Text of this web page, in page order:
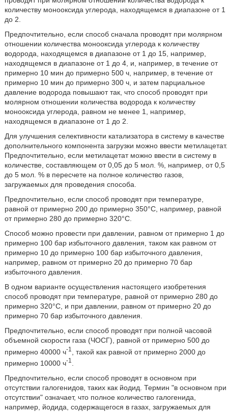
количеству монооксида углерода, находящемся в диапазоне от 1
до 2.
Предпочтительно, если способ сначала проводят при молярном
отношении количества монооксида углерода к количеству
водорода, находящемся в диапазоне от 1 до 15, например,
находящемся в диапазоне от 1 до 4, и, например, в течение от
примерно 10 мин до примерно 500 ч, например, в течение от
примерно 10 мин до примерно 300 ч, и затем парциальное
давление водорода повышают так, что способ проводят при
молярном отношении количества водорода к количеству
монооксида углерода, равном не менее 1, например,
находящемся в диапазоне от 1 до 2.
Для улучшения селективности катализатора в систему в качестве
дополнительного компонента загрузки можно ввести метилацетат.
Предпочтительно, если метилацетат можно ввести в систему в
количестве, составляющем от 0,05 до 5 мол. %, например, от 0,5
до 5 мол. % в пересчете на полное количество газов,
загружаемых для проведения способа.
Предпочтительно, если способ проводят при температуре,
равной от примерно 200 до примерно 350°С, например, равной
от примерно 280 до примерно 320°С.
Способ можно провести при давлении, равном от примерно 1 до
примерно 100 бар избыточного давления, таком как равном от
примерно 10 до примерно 100 бар избыточного давления,
например, равном от примерно 20 до примерно 70 бар
избыточного давления.
В одном варианте осуществления настоящего изобретения
способ проводят при температуре, равной от примерно 280 до
примерно 320°С, и при давлении, равном от примерно 20 до
примерно 70 бар избыточного давления.
Предпочтительно, если способ проводят при полной часовой
объемной скорости газа (ЧОСГ), равной от примерно 500 до
примерно 40000 ч-1
, такой как равной от примерно 2000 до
примерно 10000 ч-1
Предпочтительно, если способ проводят в основном при
отсутствии галогенидов, таких как йодид. Термин "в основном при
отсутствии" означает, что полное количество галогенида,
например, йодида, содержащегося в газах, загружаемых для